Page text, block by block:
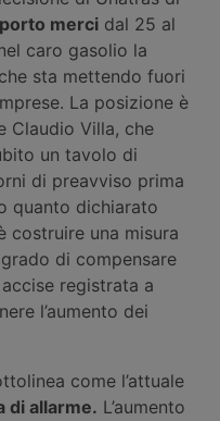
merci dal 25 al
caro gasolio la
sta mettendo fuori
La posizione è
Claudio Villa, che
un tavolo di
di preavviso prima
quanto dichiarato
costruire una misura
di compensare
registrata a
l’aumento dei
come l’attuale
di allarme. L’aumento